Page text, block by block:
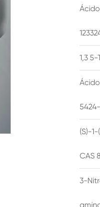
1,3
(S)-
CAS
3-